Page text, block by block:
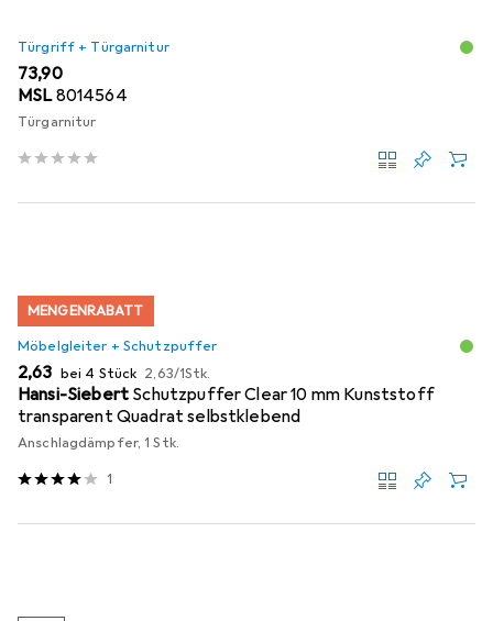
Türgriff + Türgarnitur
EUR
73,90
MSL8014564
Türgarnitur
MENGENRABATT
Möbelgleiter + Schutzpuffer
EUR
2,63 bei 4 Stück EUR
2,63/1Stk.
Hansi-Siebert Schutzpuffer Clear 10 mm Kunststoff
transparent Quadrat selbstklebend
Anschlagdämpfer, 1 Stk.
1